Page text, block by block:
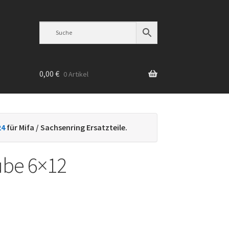
0,00 € 0 Artikel
für Mifa / Sachsenring Ersatzteile.
6×12